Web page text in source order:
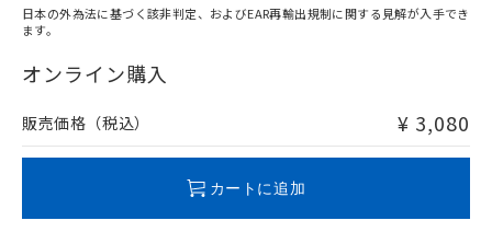
在庫等で未対応品が混在する可能性があります。
問い合わせください。
日本の外為法に基づく該非判定、およびEAR再輸出規制に関する見解が入手でき
ます。
オンライン購入
販売価格（税込） ¥ 3,080
カートに追加